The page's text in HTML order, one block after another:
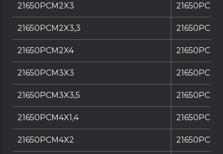
21650PCM2X3
21650PCM2X3,3
21650PCM2X4
21650PCM3X3
21650PCM3X3,5
21650PCM4X1,4
21650PCM4X2